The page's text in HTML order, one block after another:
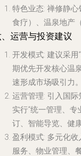
特色业态: 禅修静
食疗）、温泉地产
运营与投资建议
开发模式: 建议采
期优先开发核心温
速形成市场吸引力。
运营管理: 引入国
实行“统一管理、
订、智能导览、健
盈利模式: 多元化
服务、物业管理、